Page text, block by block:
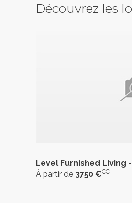
Découvrez les
Level Furnished Living
À partir de 3750 €CC